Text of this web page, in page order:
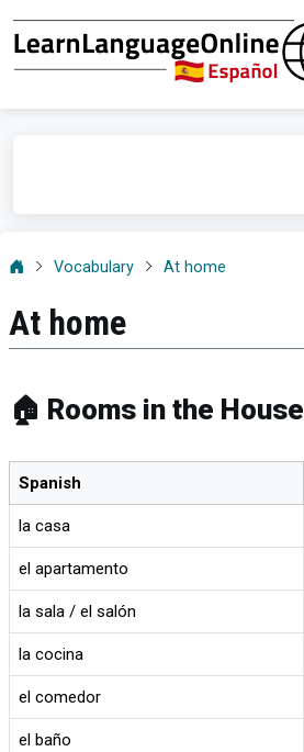
Vocabulary At home
At home
🏠 Rooms in the House
Spanish
la casa
el apartamento
la sala / el salón
la cocina
el comedor
el baño